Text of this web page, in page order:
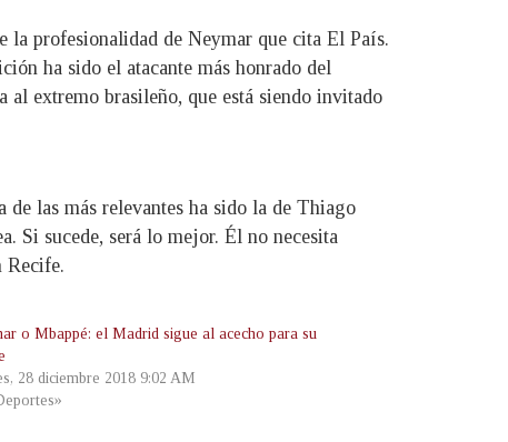
la profesionalidad de Neymar que cita El País.
ha sido el atacante más honrado del
al extremo brasileño, que está siendo invitado
de las más relevantes ha sido la de Thiago
Si sucede, será lo mejor. Él no necesita
Recife.
o Mbappé: el Madrid sigue al acecho para su
28 diciembre 2018 9:02 AM